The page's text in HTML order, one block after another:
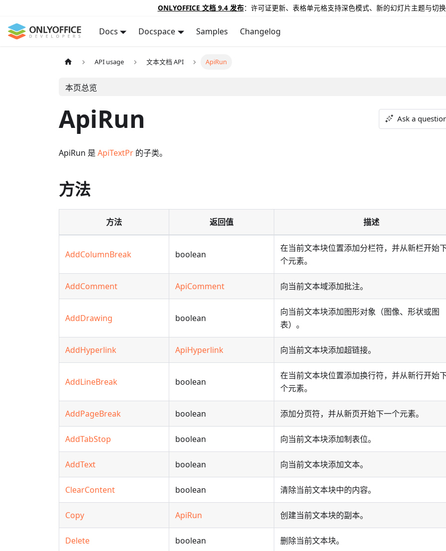
ONLYOFFICE 文档 9.4 发布：许可证更新、表格单元格支持深色模式、新的幻灯片主题与切
Docs Docspace Samples Changelog
API usage 文本文档 API ApiRun
本页总览
ApiRun Ask a
ApiRun 是 ApiTextPr 的子类。
方法
方法 返回值 描述
AddColumnBreak boolean
在当前文本块位置添加分栏符，并从新栏开始
个元素。
AddComment ApiComment 向当前文本域添加批注。
AddDrawing boolean
向当前文本块添加图形对象（图像、形状或图
表）。
AddHyperlink ApiHyperlink 向当前文本块添加超链接。
AddLineBreak boolean
在当前文本块位置添加换行符，并从新行开始
个元素。
AddPageBreak boolean 添加分页符，并从新页开始下一个元素。
AddTabStop boolean 向当前文本块添加制表位。
AddText boolean 向当前文本块添加文本。
ClearContent boolean 清除当前文本块中的内容。
Copy ApiRun 创建当前文本块的副本。
Delete boolean 删除当前文本块。